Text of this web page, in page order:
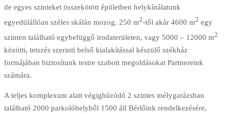
de egyes szinteket összekötött épületben helykínálatunk
egyedülállóan széles skálán mozog. 250 m2-től akár 4600 m2 egy
szinten található egybefüggő irodaterületen, vagy 5000 – 12000 m2
közötti, tetszés szerinti belső kialakítással készülő székház
formájában biztosítunk testre szabott megoldásokat Partnereink
számára.
A teljes komplexum alatt végighúzódó 2 szintes mélygarázsban
található 2000 parkolóhelyből 1500 áll Bérlőink rendelkezésére,